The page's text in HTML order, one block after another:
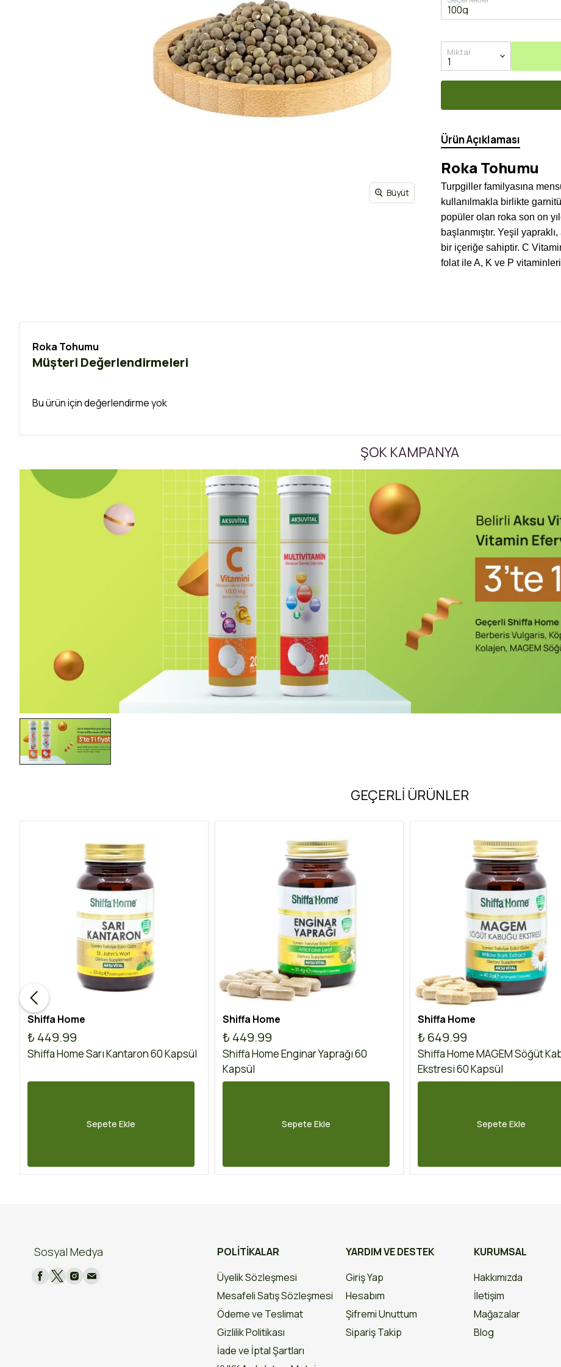
Büyüt
Miktar
Ürün Açıklaması
Roka Tohumu
Turpgiller familyasına
kullanılmakla birlikte
popüler olan roka son on
başlanmıştır. Yeşil
bir içeriğe sahiptir. C
folat ile A, K ve P
Roka Tohumu
Müşteri Değerlendirmeleri
Bu ürün için değerlendirme yok
ŞOK KAMPANYA
GEÇERLİ ÜRÜNLER
Shiffa Home
₺ 449.99
Shiffa Home Sarı Kantaron 60 Kapsül
Sepete Ekle
Shiffa Home
₺ 449.99
Shiffa Home Enginar Yaprağı 60
Kapsül
Sepete Ekle
Shiffa Home
₺ 649.99
Shiffa Home MAGEM Söğüt
Ekstresi 60 Kapsül
Sepete Ekle
Sosyal Medya
POLİTİKALAR
Üyelik Sözleşmesi
Mesafeli Satış Sözleşmesi
Ödeme ve Teslimat
Gizlilik Politikası
İade ve İptal Şartları
YARDIM VE DESTEK
Giriş Yap
Hesabım
Şifremi Unuttum
Sipariş Takip
KURUMSAL
Hakkımızda
İletişim
Mağazalar
Blog